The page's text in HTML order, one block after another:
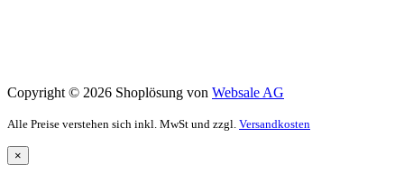
Copyright © 2026 Shoplösung von Websale AG
Alle Preise verstehen sich inkl. MwSt und zzgl. Versandkosten
×